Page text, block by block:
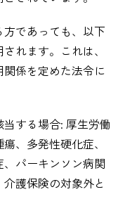
であっても、以下
れます。これは、
係を定めた法令に
する場合: 厚生労働
、多発性硬化症、
パーキンソン病関
護保険の対象外と